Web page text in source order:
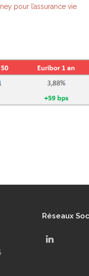
pour l’assurance vie
Réseaux